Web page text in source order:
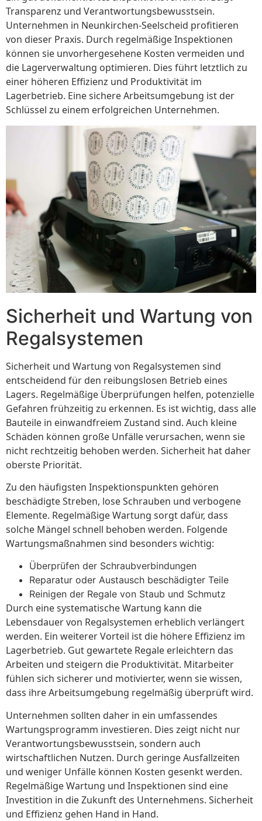
Transparenz und Verantwortungsbewusstsein.
Unternehmen in Neunkirchen-Seelscheid profitieren
von dieser Praxis. Durch regelmäßige Inspektionen
können sie unvorhergesehene Kosten vermeiden und
die Lagerverwaltung optimieren. Dies führt letztlich zu
einer höheren Effizienz und Produktivität im
Lagerbetrieb. Eine sichere Arbeitsumgebung ist der
Schlüssel zu einem erfolgreichen Unternehmen.
Sicherheit und Wartung von
Regalsystemen
Sicherheit und Wartung von Regalsystemen sind
entscheidend für den reibungslosen Betrieb eines
Lagers. Regelmäßige Überprüfungen helfen, potenzielle
Gefahren frühzeitig zu erkennen. Es ist wichtig, dass alle
Bauteile in einwandfreiem Zustand sind. Auch kleine
Schäden können große Unfälle verursachen, wenn sie
nicht rechtzeitig behoben werden. Sicherheit hat daher
oberste Priorität.
Zu den häufigsten Inspektionspunkten gehören
beschädigte Streben, lose Schrauben und verbogene
Elemente. Regelmäßige Wartung sorgt dafür, dass
solche Mängel schnell behoben werden. Folgende
Wartungsmaßnahmen sind besonders wichtig:
Überprüfen der Schraubverbindungen
Reparatur oder Austausch beschädigter Teile
Reinigen der Regale von Staub und Schmutz
Durch eine systematische Wartung kann die
Lebensdauer von Regalsystemen erheblich verlängert
werden. Ein weiterer Vorteil ist die höhere Effizienz im
Lagerbetrieb. Gut gewartete Regale erleichtern das
Arbeiten und steigern die Produktivität. Mitarbeiter
fühlen sich sicherer und motivierter, wenn sie wissen,
dass ihre Arbeitsumgebung regelmäßig überprüft wird.
Unternehmen sollten daher in ein umfassendes
Wartungsprogramm investieren. Dies zeigt nicht nur
Verantwortungsbewusstsein, sondern auch
wirtschaftlichen Nutzen. Durch geringe Ausfallzeiten
und weniger Unfälle können Kosten gesenkt werden.
Regelmäßige Wartung und Inspektionen sind eine
Investition in die Zukunft des Unternehmens. Sicherheit
und Effizienz gehen Hand in Hand.